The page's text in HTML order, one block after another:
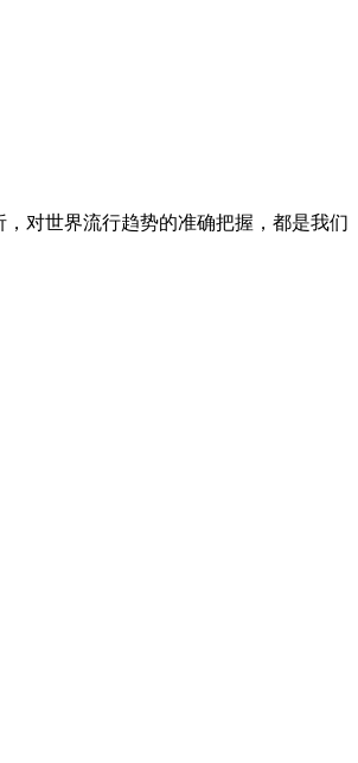
对世界流行趋势的准确把握，都是我们